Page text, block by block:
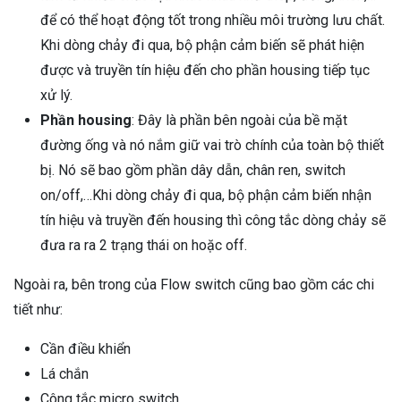
để có thể hoạt động tốt trong nhiều môi trường lưu chất.
Khi dòng chảy đi qua, bộ phận cảm biến sẽ phát hiện
được và truyền tín hiệu đến cho phần housing tiếp tục
xử lý.
Phần housing: Đây là phần bên ngoài của bề mặt
đường ống và nó nắm giữ vai trò chính của toàn bộ thiết
bị. Nó sẽ bao gồm phần dây dẫn, chân ren, switch
on/off,…Khi dòng chảy đi qua, bộ phận cảm biến nhận
tín hiệu và truyền đến housing thì công tắc dòng chảy sẽ
đưa ra ra 2 trạng thái on hoặc off.
Ngoài ra, bên trong của Flow switch cũng bao gồm các chi
tiết như:
Cần điều khiển
Lá chắn